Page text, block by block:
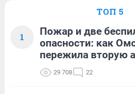
ТОП 5
1
Пожар и две
опасности: как
пережила вторую
29 708 22